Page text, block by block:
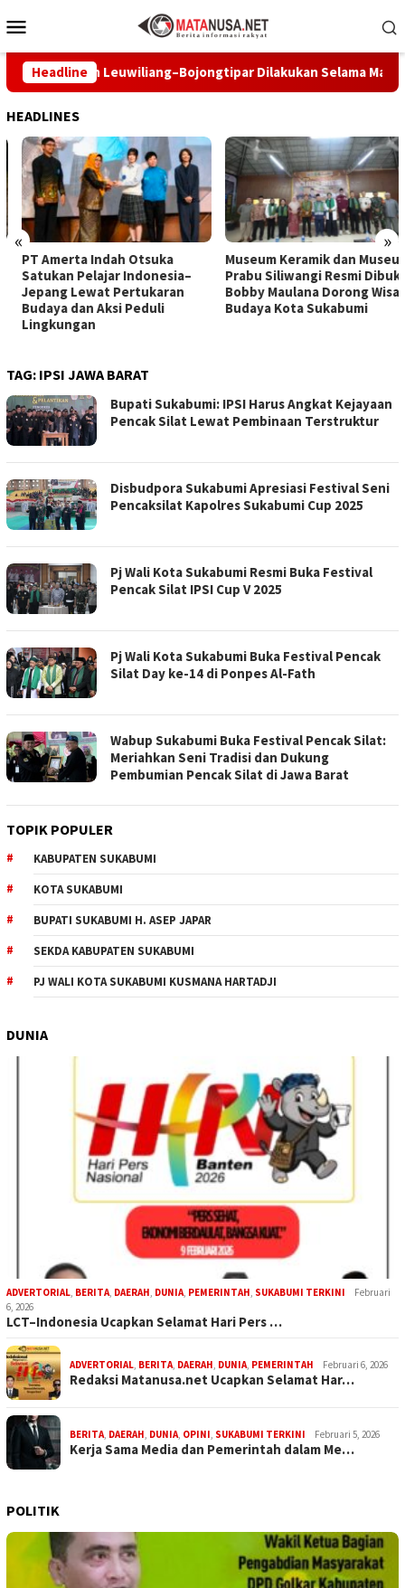
ke
Mobile
Headline
Jalan Leuwiliang–Bojongtipar Dilakukan Selama Masa
HEADLINES
« »
PT Amerta Indah Otsuka
Satukan Pelajar Indonesia–
Jepang Lewat Pertukaran
Budaya dan Aksi Peduli
Lingkungan
Museum Keramik dan Museum
Prabu Siliwangi Resmi Dibuka,
Bobby Maulana Dorong Wisata
Budaya Kota Sukabumi
TAG: IPSI JAWA BARAT
Bupati Sukabumi: IPSI Harus Angkat Kejayaan
Pencak Silat Lewat Pembinaan Terstruktur
Disbudpora Sukabumi Apresiasi Festival Seni
Pencaksilat Kapolres Sukabumi Cup 2025
Pj Wali Kota Sukabumi Resmi Buka Festival
Pencak Silat IPSI Cup V 2025
Pj Wali Kota Sukabumi Buka Festival Pencak
Silat Day ke-14 di Ponpes Al-Fath
Wabup Sukabumi Buka Festival Pencak Silat:
Meriahkan Seni Tradisi dan Dukung
Pembumian Pencak Silat di Jawa Barat
TOPIK POPULER
KABUPATEN SUKABUMI
KOTA SUKABUMI
BUPATI SUKABUMI H. ASEP JAPAR
SEKDA KABUPATEN SUKABUMI
PJ WALI KOTA SUKABUMI KUSMANA HARTADJI
DUNIA
ADVERTORIAL, BERITA, DAERAH, DUNIA, PEMERINTAH, SUKABUMI TERKINI
Februari
6, 2026
LCT–Indonesia Ucapkan Selamat Hari Pers …
ADVERTORIAL, BERITA, DAERAH, DUNIA, PEMERINTAH Februari 6, 2026
Redaksi Matanusa.net Ucapkan Selamat Har…
BERITA, DAERAH, DUNIA, OPINI, SUKABUMI TERKINI Februari 5, 2026
Kerja Sama Media dan Pemerintah dalam Me…
POLITIK